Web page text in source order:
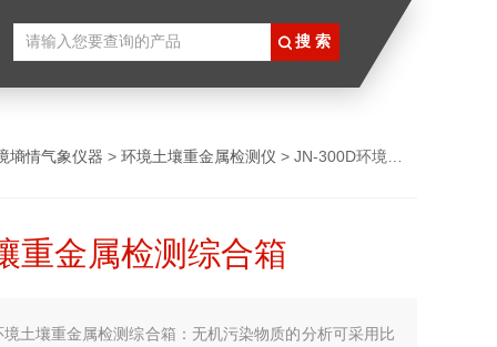
墒情气象仪器 > 环境土壤重金属检测仪 > JN-300D环境土壤重金属检测综合箱
重金属检测综合箱
境土壤重金属检测综合箱：无机污染物质的分析可采用比